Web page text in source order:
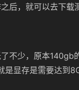
后，就可以去下载
不少，原本140gb
显存是需要达到